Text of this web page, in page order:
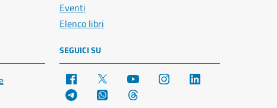
Eventi
Elenco libri
SEGUICI SU
Facebook YouTube Instagram
Telegram WhatsApp